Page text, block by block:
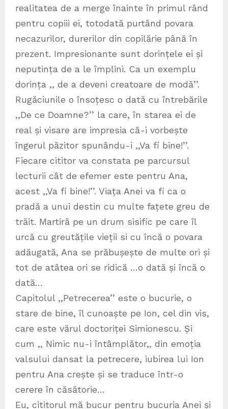
realitatea de a merge înainte în primul rând
pentru copiii ei, totodată purtând povara
necazurilor, durerilor din copilărie până în
prezent. Impresionante sunt dorințele ei și
neputința de a le împlini. Ca un exemplu
dorința ,, de a deveni creatoare de modă’’.
Rugăciunile o însoțesc o dată cu întrebările
,,De ce Doamne?’’ la care, în starea ei de
real și visare are impresia că-i vorbește
îngerul păzitor spunându-i ,,Va fi bine!’’.
Fiecare cititor va constata pe parcursul
lecturii cât de efemer este pentru Ana,
acest ,,Va fi bine!’’. Viața Anei va fi ca o
pradă a unui destin cu multe fațete greu de
trăit. Martiră pe un drum sisific pe care îl
urcă cu greutățile vieții si cu încă o povara
adăugată, Ana se prăbușește de multe ori și
tot de atâtea ori se ridică …o dată și încă o
dată…
Capitolul ,,Petrecerea’’ este o bucurie, o
stare de bine, îl cunoaște pe Ion, cel din vis,
care este vărul doctoriței Simionescu. Și
cum ,, Nimic nu-i întâmplător,, din emoția
valsului dansat la petrecere, iubirea lui Ion
pentru Ana crește și se traduce într-o
cerere în căsătorie…
Eu, cititorul mă bucur pentru bucuria Anei și